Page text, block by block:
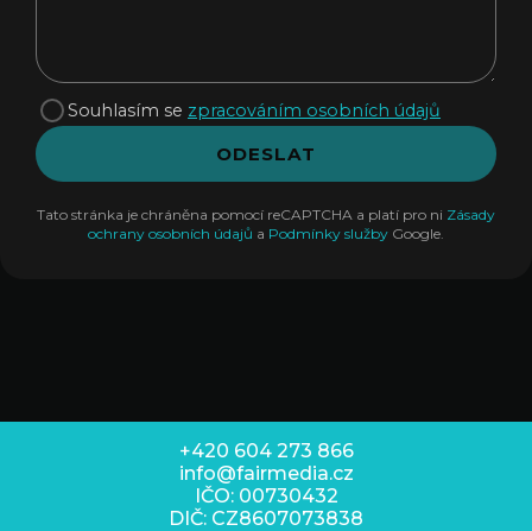
Souhlasím se zpracováním osobních údajů
ODESLAT
Tato stránka je chráněna pomocí reCAPTCHA a platí pro ni Zásady
ochrany osobních údajů a Podmínky služby Google.
+420 604 273 866
info@fairmedia.cz
IČO: 00730432
DIČ: CZ8607073838